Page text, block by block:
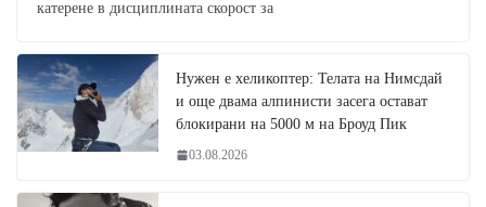
катерене в дисциплината скорост за
Нужен е хеликоптер: Телата на Нимсдай
и още двама алпинисти засега остават
блокирани на 5000 м на Броуд Пик
03.08.2026